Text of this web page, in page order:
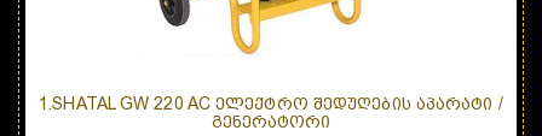
1.SHATAL GW 220 AC ᲔᲚᲔᲥᲢᲠᲝ ᲨᲔᲓᲣᲦᲔᲑᲘᲡ ᲐᲞᲐᲠᲐᲢᲘ /
ᲒᲔᲜᲔᲠᲐᲢᲝᲠᲘ